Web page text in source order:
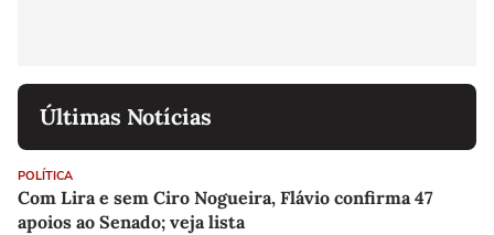
Últimas Notícias
POLÍTICA
Com Lira e sem Ciro Nogueira, Flávio confirma 47
apoios ao Senado; veja lista